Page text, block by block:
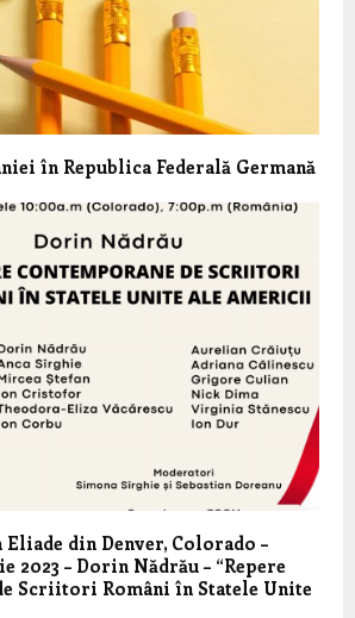
în Republica Federală Germană
din Denver, Colorado –
2023 – Dorin Nădrău – “Repere
Scriitori Români în Statele Unite